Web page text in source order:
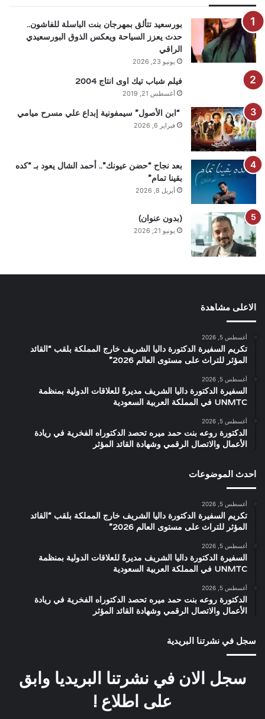
بورسعيد تتألق بمهرجان بنت الباسلة للفاشون..
حدث يعزز السياحة ويعكس الذوق البورسعيدي
الراقي
يونيو 23, 2026
فيلم شباب تيك اوى انتاج 2004
أغسطس 21, 2019
“ابن الأصول” سيمفونية إبداع علي مسرح ميامي
فبراير 6, 2026
بعد نجاح “حضن عيونك”.. أحمد الشال يعود بـ “كده
بقينا تمام”
أبريل 8, 2026
(بدون عنوان)
يونيو 21, 2026
الاعلى مشاهدة
أغسطس 5, 2026
تكريم السفيرة الدكتورة داليا الشريف خارج المملكة بلقب “القائد
المؤثر للتراث على مستوى العالم 2026”
أغسطس 5, 2026
السفيرة الدكتورة داليا الشريف مديرةً للعلاقات الدولية بمنظمة
UNMTC في المملكة العربية السعودية
أغسطس 5, 2026
الدكتورة روعه بنت حمد ميره تحصد الدكتوراه الفخرية في ريادة
الأعمال والاتصال الرقمي وشهادة القائد المؤثر
احدث الموضوعات
أغسطس 5, 2026
تكريم السفيرة الدكتورة داليا الشريف خارج المملكة بلقب “القائد
المؤثر للتراث على مستوى العالم 2026”
أغسطس 5, 2026
السفيرة الدكتورة داليا الشريف مديرةً للعلاقات الدولية بمنظمة
UNMTC في المملكة العربية السعودية
أغسطس 5, 2026
الدكتورة روعه بنت حمد ميره تحصد الدكتوراه الفخرية في ريادة
الأعمال والاتصال الرقمي وشهادة القائد المؤثر
سجل في نشرتنا البريدية
سجل الان في نشرتنا البريديا وابق
على اطلاع !